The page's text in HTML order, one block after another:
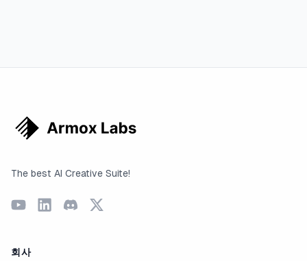
The best AI Creative Suite!
회사